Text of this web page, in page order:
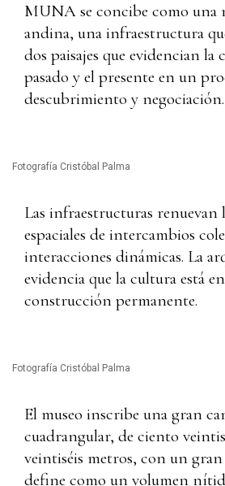
MUNA se concibe como una
andina, una infraestructura
dos paisajes que evidencian la
pasado y el presente en un
descubrimiento y negociación.
Fotografía Cristóbal Palma
Las infraestructuras renuevan
espaciales de intercambios
interacciones dinámicas. La
evidencia que la cultura está
construcción permanente.
Fotografía Cristóbal Palma
El museo inscribe una gran
cuadrangular, de ciento
veintiséis metros, con un
define como un volumen